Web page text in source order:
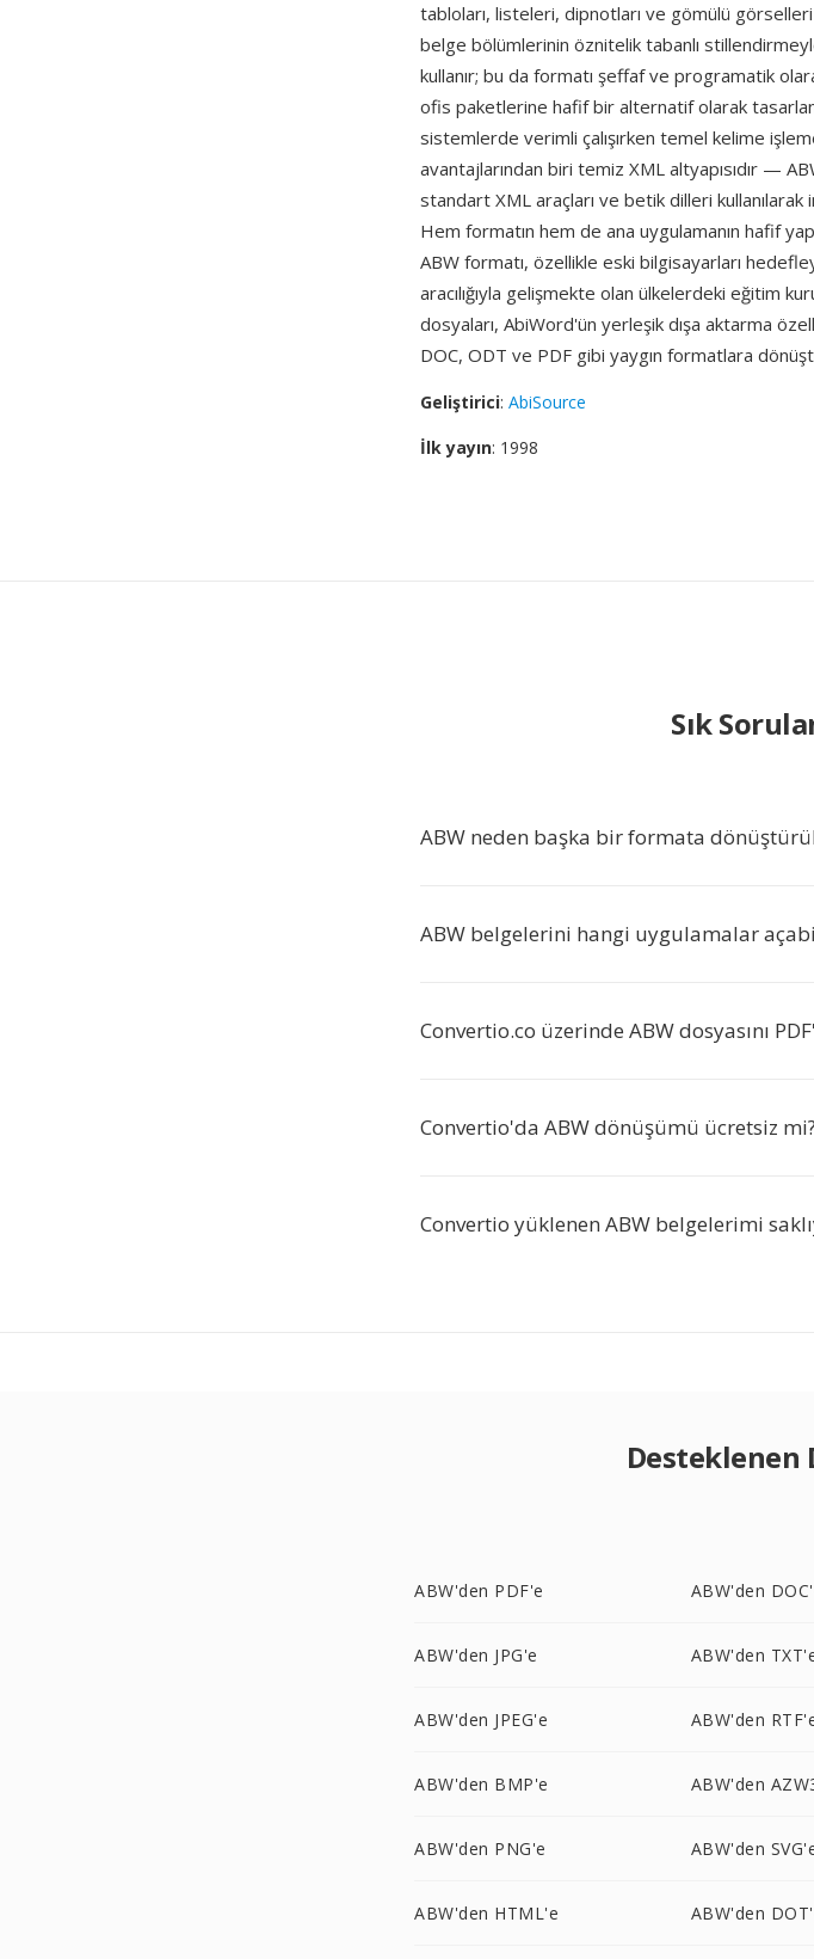
tabloları, listeleri, dipnotları ve gömülü
belge bölümlerinin öznitelik tabanlı
kullanır; bu da formatı şeffaf ve programatik
ofis paketlerine hafif bir alternatif olarak
sistemlerde verimli çalışırken temel kelime
avantajlarından biri temiz XML altyapısıdır —
standart XML araçları ve betik dilleri
Hem formatın hem de ana uygulamanın hafif
ABW formatı, özellikle eski bilgisayarları
aracılığıyla gelişmekte olan ülkelerdeki eğitim
dosyaları, AbiWord'ün yerleşik dışa aktarma
DOC, ODT ve PDF gibi yaygın formatlara
Geliştirici: AbiSource
İlk yayın: 1998
Sık
ABW neden başka bir formata
ABW belgelerini hangi uygulamalar
Convertio.co üzerinde ABW dosyasını
Convertio'da ABW dönüşümü ücretsiz mi?
Convertio yüklenen ABW belgelerimi
Desteklenen
ABW'den PDF'e ABW'den
ABW'den JPG'e ABW'den
ABW'den JPEG'e ABW'den
ABW'den BMP'e ABW'den
ABW'den PNG'e ABW'den
ABW'den HTML'e ABW'den